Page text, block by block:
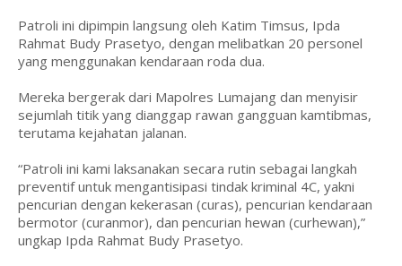
Patroli ini dipimpin langsung oleh Katim Timsus, Ipda
Rahmat Budy Prasetyo, dengan melibatkan 20 personel
yang menggunakan kendaraan roda dua.
Mereka bergerak dari Mapolres Lumajang dan menyisir
sejumlah titik yang dianggap rawan gangguan kamtibmas,
terutama kejahatan jalanan.
“Patroli ini kami laksanakan secara rutin sebagai langkah
preventif untuk mengantisipasi tindak kriminal 4C, yakni
pencurian dengan kekerasan (curas), pencurian kendaraan
bermotor (curanmor), dan pencurian hewan (curhewan),”
ungkap Ipda Rahmat Budy Prasetyo.